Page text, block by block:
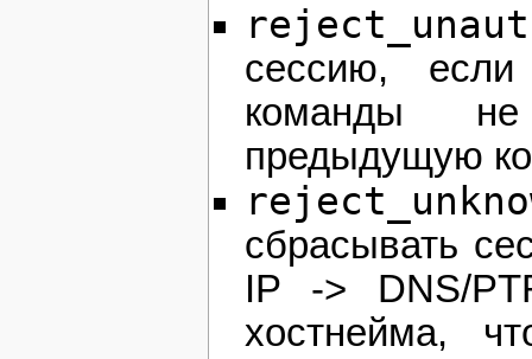
сессию, если
команды
предыдущую
сбрасывать
IP -> DNS/
хостнейма,